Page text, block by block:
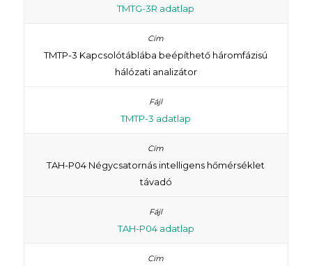
TMTG-3R adatlap
TMTP-3 Kapcsolótáblába beépíthető háromfázisú
hálózati analizátor
TMTP-3 adatlap
TAH-P04 Négycsatornás intelligens hőmérséklet
távadó
TAH-P04 adatlap